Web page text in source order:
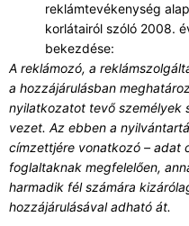
reklámtevékenység
korlátairól szóló 2008.
bekezdése:
A reklámozó, a
a hozzájárulásban
nyilatkozatot tevő személyek
vezet. Az ebben a
címzettjére vonatkozó – adat
foglaltaknak megfelelően,
harmadik fél számára
hozzájárulásával adható át.